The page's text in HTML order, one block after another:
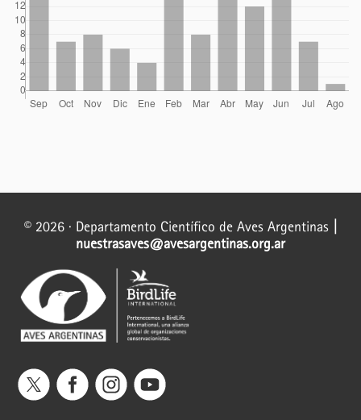
© 2026 · Departamento Científico de Aves Argentinas
nuestrasaves@avesargentinas.org.ar